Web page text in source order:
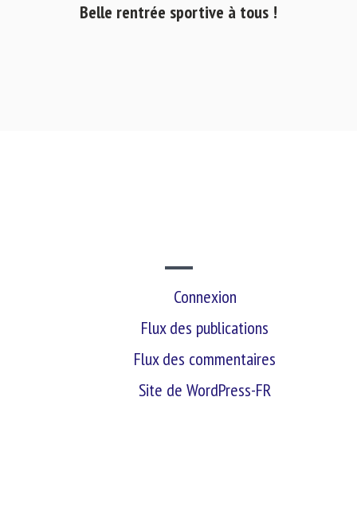
Belle rentrée sportive à tous !
Connexion
Flux des publications
Flux des commentaires
Site de WordPress-FR